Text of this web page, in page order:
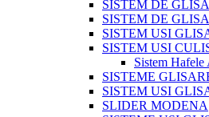
SISTEM DE
SISTEM DE
SISTEM USI
SISTEM USI
Sistem Hafele
SISTEME
SISTEM USI
SLIDER MODENA